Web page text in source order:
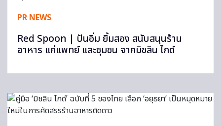
PR NEWS
Red Spoon | ปันอิ่ม ยิ้มสอง สนับสนุนร้าน
อาหาร แก่แพทย์ และชุมชน จากมิชลิน ไกด์